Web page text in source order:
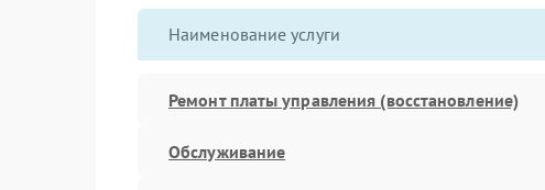
Наименование услуги
Ремонт платы управления (восстановление)
Обслуживание